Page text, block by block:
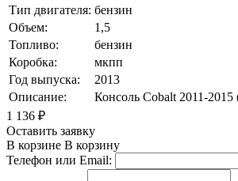
Тип двигателя: бензин
Объем:
1,5
Топливо:
бензин
Коробка:
мкпп
Год выпуска:
2013
Описание:
Консоль Cobalt 2011-
1 136 ₽
Оставить заявку
В корзине В корзину
Телефон или Email: